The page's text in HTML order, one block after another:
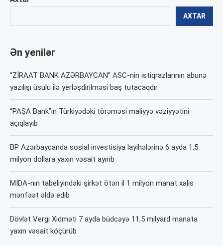
AXTAR
Ən yenilər
“ZİRAAT BANK AZƏRBAYCAN” ASC-nin istiqrazlarının abunə
yazılışı üsulu ilə yerləşdirilməsi baş tutacaqdır
“PAŞA Bank”ın Türkiyədəki törəməsi maliyyə vəziyyətini
açıqlayıb
BP Azərbaycanda sosial investisiya layihələrinə 6 ayda 1,5
milyon dollara yaxın vəsait ayırıb
MİDA-nın tabeliyindəki şirkət ötən il 1 milyon manat xalis
mənfəət əldə edib
Dövlət Vergi Xidməti 7 ayda büdcəyə 11,5 milyard manata
yaxın vəsait köçürüb